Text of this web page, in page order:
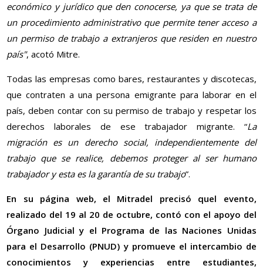
económico y jurídico que den conocerse, ya que se trata de
un procedimiento administrativo que permite tener acceso a
un permiso de trabajo a extranjeros que residen en nuestro
país", acotó Mitre.
Todas las empresas como bares, restaurantes y discotecas,
que contraten a una persona emigrante para laborar en el
país, deben contar con su permiso de trabajo y respetar los
derechos laborales de ese trabajador migrante. “La
migración es un derecho social, independientemente del
trabajo que se realice, debemos proteger al ser humano
trabajador y esta es la garantía de su trabajo”.
En su página web, el Mitradel precisó quel evento,
realizado del 19 al 20 de octubre, contó con el apoyo del
Órgano Judicial y el Programa de las Naciones Unidas
para el Desarrollo (PNUD) y promueve el intercambio de
conocimientos y experiencias entre estudiantes,